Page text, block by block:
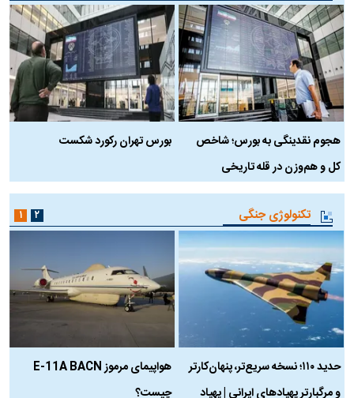
هجوم نقدینگی به بورس؛ شاخص
کل و هم‌وزن در قله تاریخی
بورس تهران رکورد شکست
تکنولوژی جنگی
حدید ۱۱۰؛ نسخه سریع‌تر، پنهان‌کارتر
و مرگبارتر پهپادهای ایرانی | پهپاد
هواپیمای مرموز E-11A BACN
چیست؟
۱ ۲